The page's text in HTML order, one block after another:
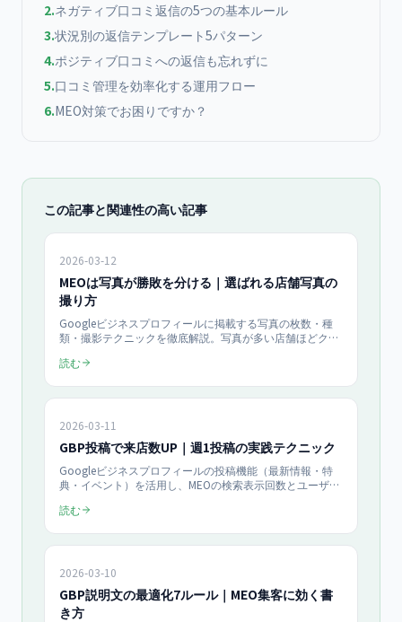
2.ネガティブ口コミ返信の5つの基本ルール
3.状況別の返信テンプレート5パターン
4.ポジティブ口コミへの返信も忘れずに
5.口コミ管理を効率化する運用フロー
6.MEO対策でお困りですか？
この記事と関連性の高い記事
2026-03-12
MEOは写真が勝敗を分ける｜選ばれる店舗写真の
撮り方
Googleビジネスプロフィールに掲載する写真の枚数・種
類・撮影テクニックを徹底解説。写真が多い店舗ほどクリ
運用できる実践的なノウハウをまとめました。
読む
2026-03-11
GBP投稿で来店数UP｜週1投稿の実践テクニック
Googleビジネスプロフィールの投稿機能（最新情報・特
典・イベント）を活用し、MEOの検索表示回数とユーザー
CTA設計など、中小企業が今すぐ実践できるテクニックを
読む
2026-03-10
GBP説明文の最適化7ルール｜MEO集客に効く書
き方